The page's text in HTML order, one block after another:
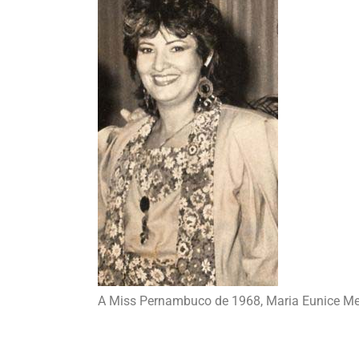
A Miss Pernambuco de 1968, Maria Eunice